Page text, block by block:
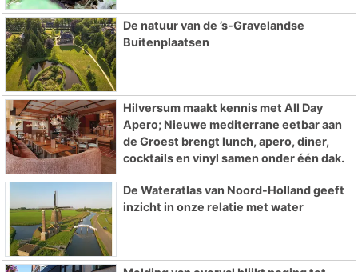
De natuur van de ’s-Gravelandse
Buitenplaatsen
Hilversum maakt kennis met All Day
Apero; Nieuwe mediterrane eetbar aan
de Groest brengt lunch, apero, diner,
cocktails en vinyl samen onder één dak.
De Wateratlas van Noord-Holland geeft
inzicht in onze relatie met water